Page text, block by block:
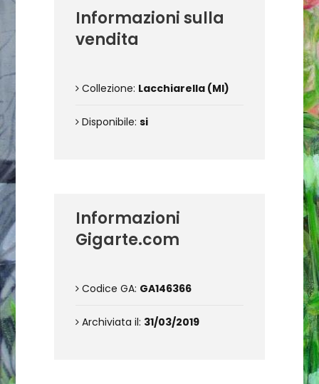
Informazioni sulla
vendita
Collezione: Lacchiarella (MI)
Disponibile: si
Informazioni
Gigarte.com
Codice GA: GA146366
Archiviata il: 31/03/2019